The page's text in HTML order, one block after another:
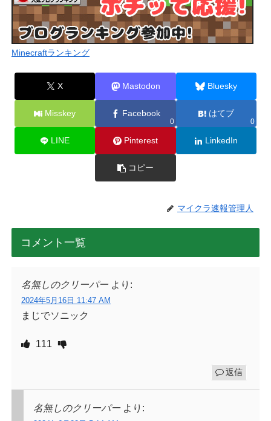
Minecraftランキング
X Mastodon Bluesky
Misskey Facebook
0
はてブ
0
LINE Pinterest LinkedIn
コピー
マイクラ速報管理人
コメント一覧
名無しのクリーパー より:
2024年5月16日 11:47 AM
まじでソニック
111
返信
名無しのクリーパー より: